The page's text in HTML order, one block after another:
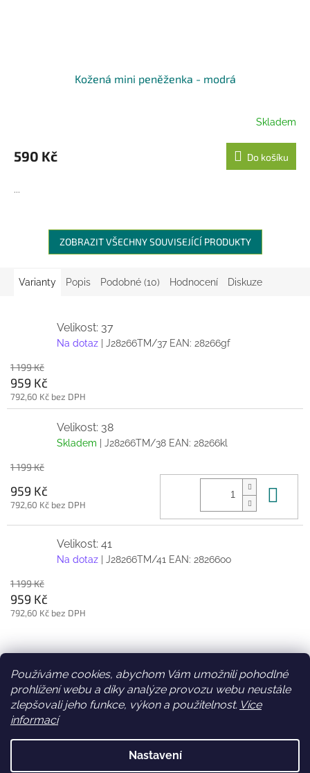
Používáme cookies, abychom Vám umožnili pohodlné
prohlížení webu a díky analýze provozu webu neustále
zlepšovali jeho funkce, výkon a použitelnost. Více
informací
Nastavení
Kožená mini peněženka - modrá
Skladem
590 Kč Do košíku
...
ZOBRAZIT VŠECHNY SOUVISEJÍCÍ PRODUKTY
Varianty Popis Podobné (10) Hodnocení Diskuze
Velikost: 37
Na dotaz | J28266TM/37 EAN: 28266gf
1 199 Kč
959 Kč
792,60 Kč bez DPH
Velikost: 38
Skladem | J28266TM/38 EAN: 28266kl
1 199 Kč
959 Kč
792,60 Kč bez DPH
Velikost: 41
Na dotaz | J28266TM/41 EAN: 28266oo
1 199 Kč
959 Kč
792,60 Kč bez DPH
Z
Facebook Věrnostní slevy